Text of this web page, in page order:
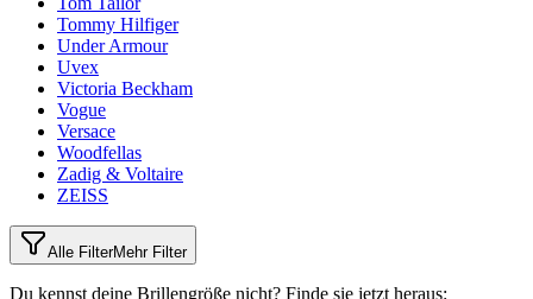
Tommy Hilfiger
Under Armour
Uvex
Victoria Beckham
Vogue
Versace
Woodfellas
Zadig & Voltaire
ZEISS
Alle FilterMehr Filter
Du kennst deine Brillengröße nicht? Finde sie jetzt heraus: